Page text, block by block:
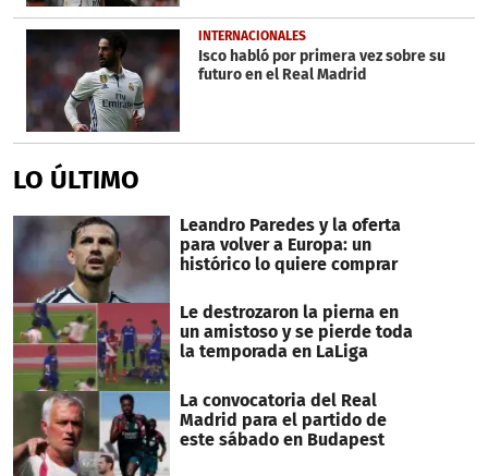
INTERNACIONALES
Isco habló por primera vez sobre su
futuro en el Real Madrid
LO ÚLTIMO
Leandro Paredes y la oferta
para volver a Europa: un
histórico lo quiere comprar
Le destrozaron la pierna en
un amistoso y se pierde toda
la temporada en LaLiga
La convocatoria del Real
Madrid para el partido de
este sábado en Budapest